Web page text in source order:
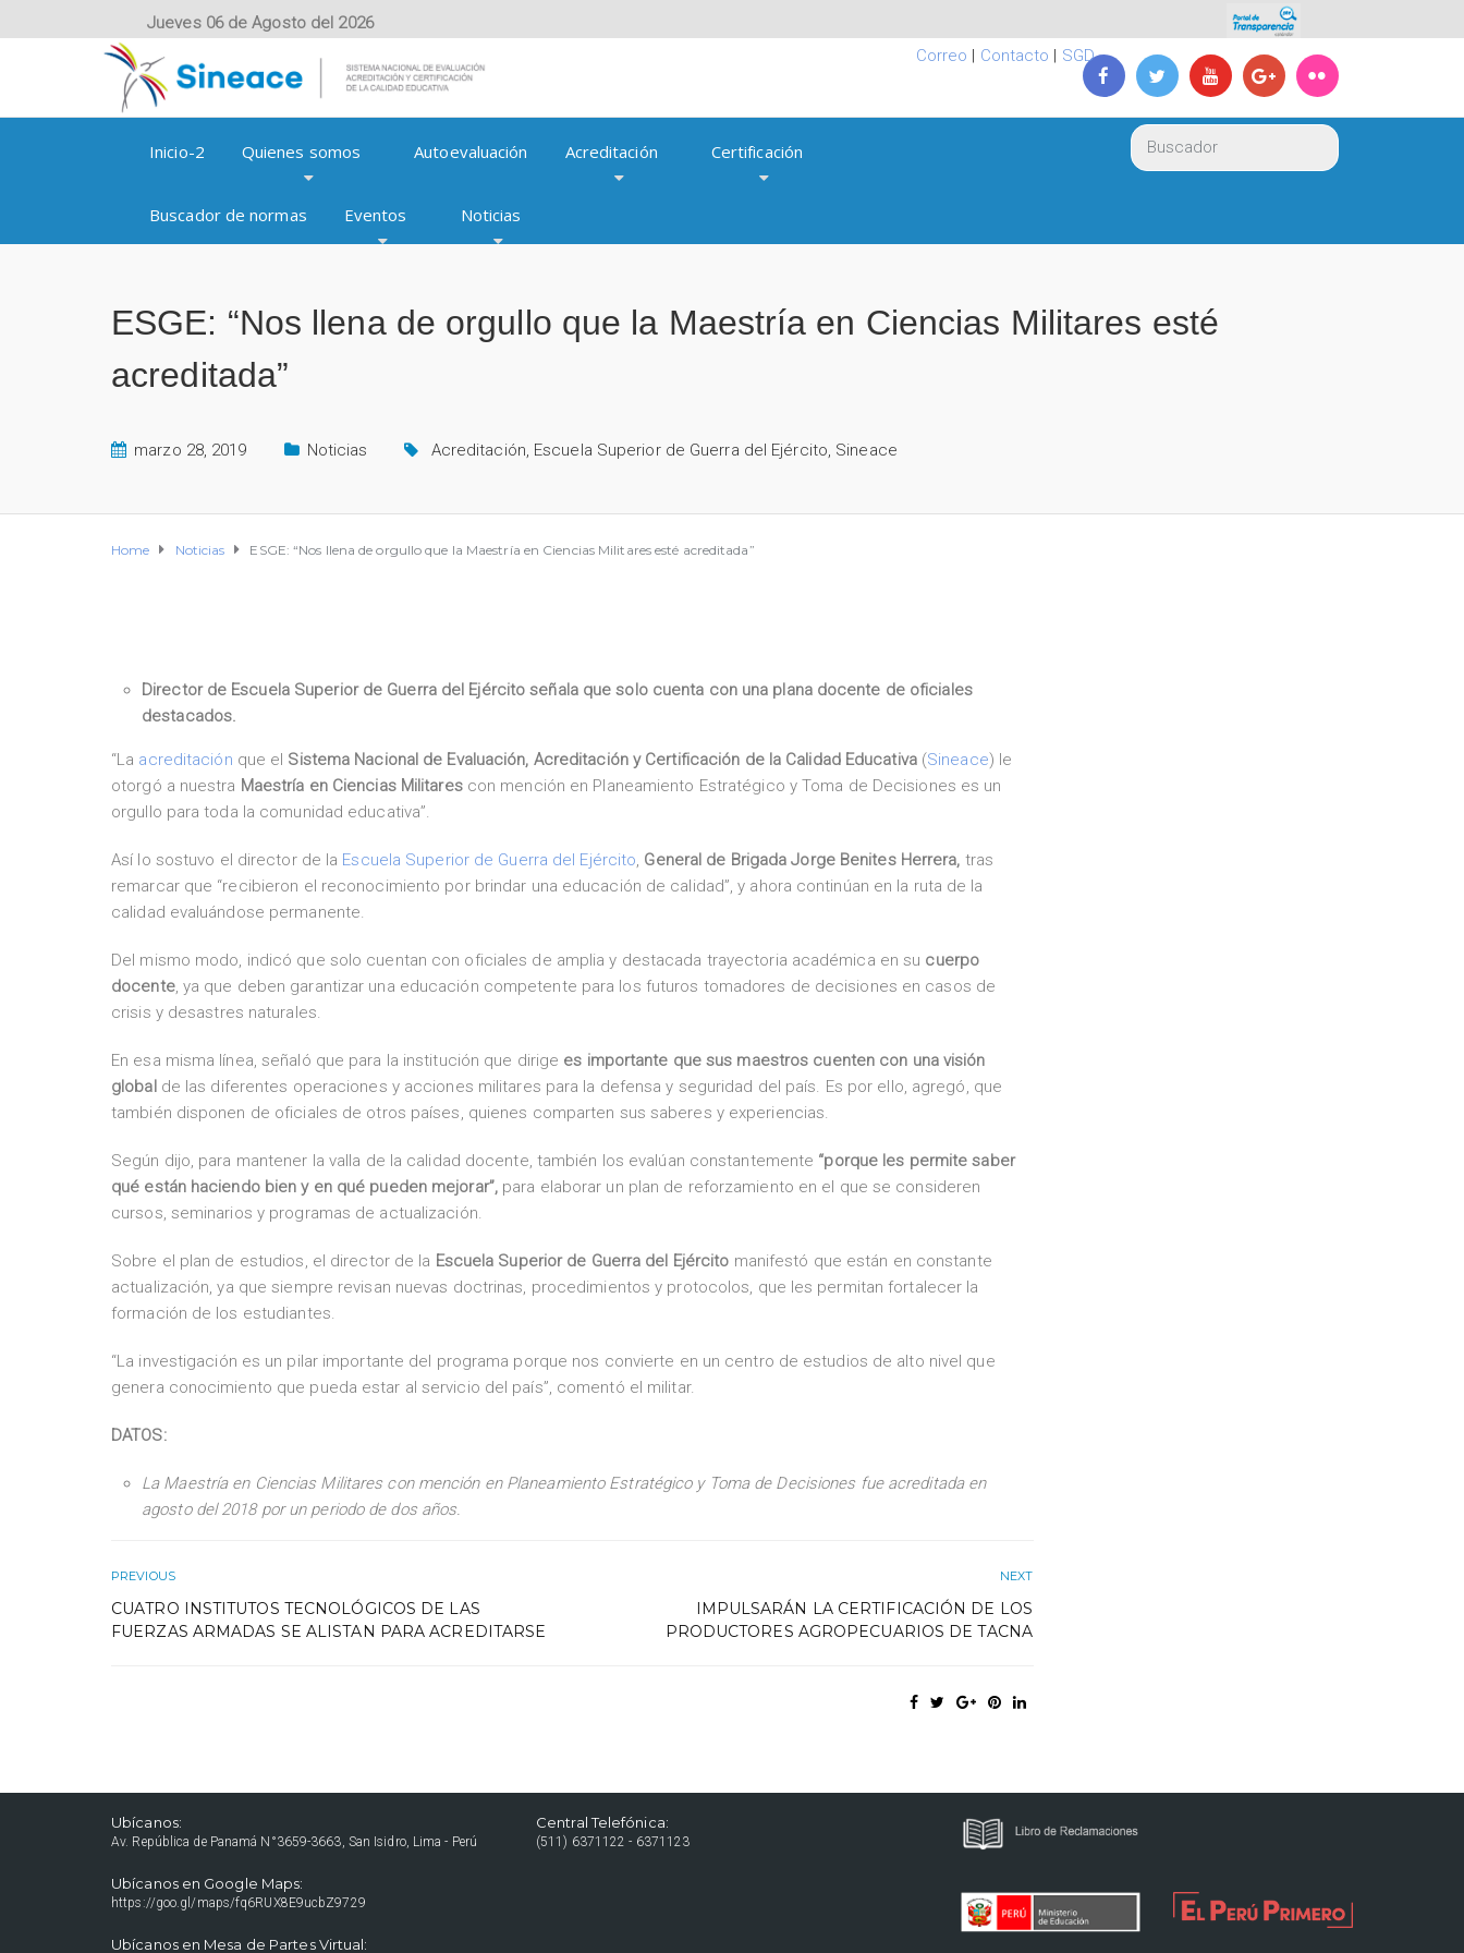
Jueves 06 de Agosto del 2026
Correo | Contacto | SGD
Inicio-2 Quienes somos Autoevaluación Acreditación Certificación
Buscador de normas Eventos Noticias
ESGE: “Nos llena de orgullo que la Maestría en Ciencias Militares esté
acreditada”
marzo 28, 2019 Noticias Acreditación, Escuela Superior de Guerra del Ejército, Sineace
Home Noticias ESGE: “Nos llena de orgullo que la Maestría en Ciencias Militares esté acreditada”
Director de Escuela Superior de Guerra del Ejército señala que solo cuenta con una plana docente de oficiales
destacados.
“La acreditación que el Sistema Nacional de Evaluación, Acreditación y Certificación de la Calidad Educativa(Sineace) le
otorgó a nuestra Maestría en Ciencias Militarescon mención en Planeamiento Estratégico y Toma de Decisiones es un
orgullo para toda la comunidad educativa”.
Así lo sostuvo el director de la Escuela Superior de Guerra del Ejército, General de Brigada Jorge Benites Herrera, tras
remarcar que “recibieron el reconocimiento por brindar una educación de calidad”, y ahora continúan en la ruta de la
calidad evaluándose permanente.
Del mismo modo, indicó que solo cuentan con oficiales de amplia y destacada trayectoria académica en su cuerpo
docente, ya que deben garantizar una educación competente para los futuros tomadores de decisiones en casos de
crisis y desastres naturales.
En esa misma línea, señaló que para la institución que dirige es importante que sus maestros cuenten con una visión
globalde las diferentes operaciones y acciones militares para la defensa y seguridad del país. Es por ello, agregó, que
también disponen de oficiales de otros países, quienes comparten sus saberes y experiencias.
Según dijo, para mantener la valla de la calidad docente, también los evalúan constantemente “porque les permite saber
qué están haciendo bien y en qué pueden mejorar”,para elaborar un plan de reforzamiento en el que se consideren
cursos, seminarios y programas de actualización.
Sobre el plan de estudios, el director de la Escuela Superior de Guerra del Ejército manifestó que están en constante
actualización, ya que siempre revisan nuevas doctrinas, procedimientos y protocolos, que les permitan fortalecer la
formación de los estudiantes.
“La investigación es un pilar importante del programa porque nos convierte en un centro de estudios de alto nivel que
genera conocimiento que pueda estar al servicio del país”, comentó el militar.
DATOS:
La Maestría en Ciencias Militares con mención en Planeamiento Estratégico y Toma de Decisiones fue acreditada en
agosto del 2018 por un periodo de dos años.
PREVIOUS
CUATRO INSTITUTOS TECNOLÓGICOS DE LAS
FUERZAS ARMADAS SE ALISTAN PARA ACREDITARSE
NEXT
IMPULSARÁN LA CERTIFICACIÓN DE LOS
PRODUCTORES AGROPECUARIOS DE TACNA
Ubícanos:
Av. República de Panamá N°3659-3663, San Isidro, Lima - Perú
Ubícanos en Google Maps:
https://goo.gl/maps/fq6RUX8E9ucbZ9729
Ubícanos en Mesa de Partes Virtual:
Central Telefónica:
(511) 6371122 - 6371123